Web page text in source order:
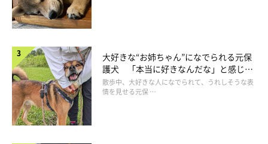
大好きな“お姉ちゃん”になでられる元保
護犬 「本当に好きなんだな」と感じる
表情にほっこり
散歩中、大好きな人になでられて、うれしそうな表
情を見せる元保 …